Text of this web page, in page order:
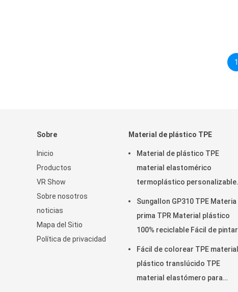
1
Sobre
Inicio
Productos
VR Show
Sobre nosotros
noticias
Mapa del Sitio
Política de privacidad
Material de plástico TPE
Material de plástico TPE
material elastomérico
termoplástico personalizable
Sungallon GP310 TPE Materia
prima TPR Material plástico
100% reciclable Fácil de pintar
Fácil de colorear TPE material
plástico translúcido TPE
material elastómero para